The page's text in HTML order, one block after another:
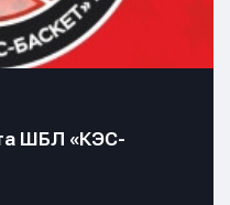
ШБЛ «КЭС-